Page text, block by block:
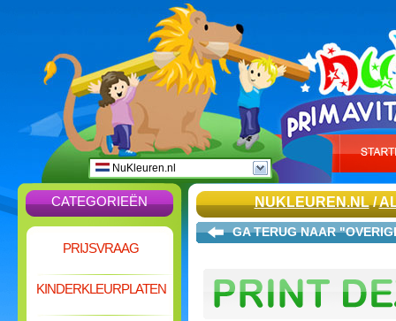
NuKleuren.nl
CATEGORIEËN
PRIJSVRAAG
KINDERKLEURPLATEN
NUKLEUREN.NL/
GA TERUG NAAR